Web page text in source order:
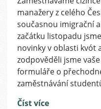
manažery z celého
současnou imigrační
začátku listopadu
novinky v oblasti kvót
zodpověděli jsme
formuláře o
zaměstnávání
Číst více